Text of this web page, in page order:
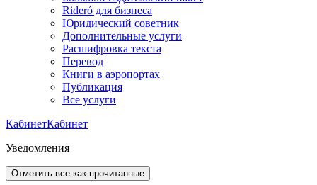
Rideró для бизнеса
Юридический советник
Дополнительные услуги
Расшифровка текста
Перевод
Книги в аэропортах
Публикация
Все услуги
КабинетКабинет
Уведомления
Отметить все как прочитанные